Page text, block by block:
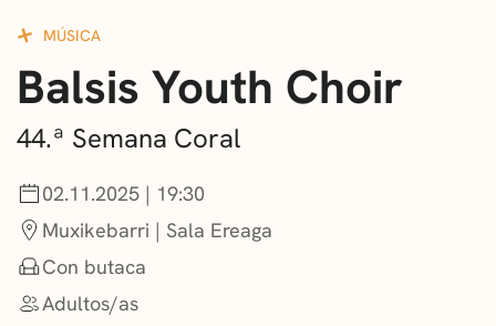
CONVOCATORIAS
NOTICIAS
GETXO KULTURA
ASOCIACIONES CULTURALES
MÚSICA
Balsis Youth Choir
44.ª Semana Coral
02.11.2025 | 19:30
Muxikebarri | Sala Ereaga
Con butaca
Adultos/as